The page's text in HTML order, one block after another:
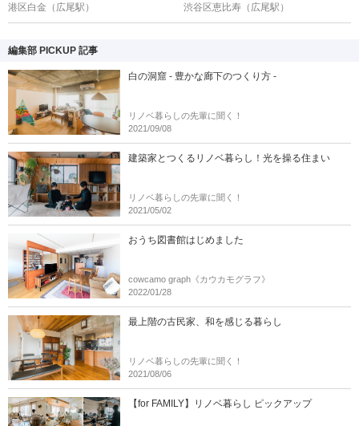
港区白金 （広尾駅）
渋谷区恵比寿 （広尾駅）
編集部 PICKUP 記事
白の洞窟 - 豊かな廊下のつくり方 -
リノベ暮らしの先輩に聞く！
2021/09/08
建築家とつくるリノベ暮らし！光を操る住まい
リノベ暮らしの先輩に聞く！
2021/05/02
おうち図書館はじめました
cowcamo graph《カウカモグラフ》
2022/01/28
最上階の古民家、和を感じる暮らし
リノベ暮らしの先輩に聞く！
2021/08/06
【for FAMILY】リノベ暮らし ピックアップ